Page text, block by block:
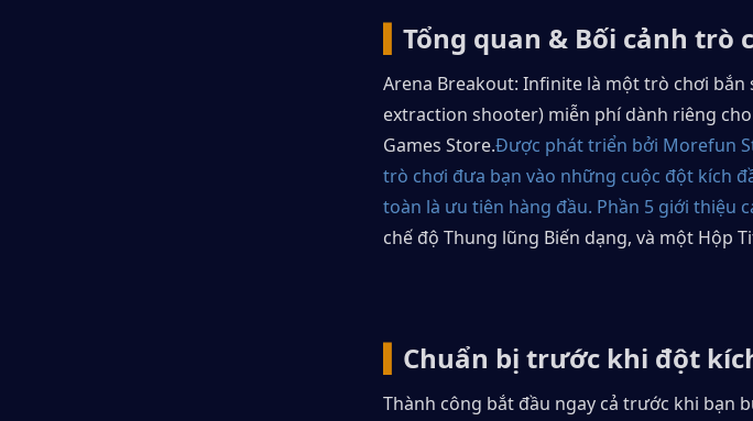
Tổng quan & Bối cảnh trò
Arena Breakout: Infinite là một trò chơi
extraction shooter) miễn phí dành riêng
Games Store.Được phát triển bởi Morefun
trò chơi đưa bạn vào những cuộc đột kích
toàn là ưu tiên hàng đầu. Phần 5 giới thiệu
chế độ Thung lũng Biến dạng, và một Hộp
Chuẩn bị trước khi đột
Thành công bắt đầu ngay cả trước khi bạn